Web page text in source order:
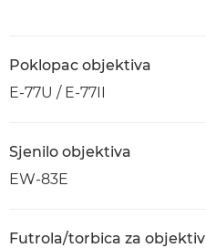
Poklopac objektiva
E-77U / E-77II
Sjenilo objektiva
EW-83E
Futrola/torbica za objektiv